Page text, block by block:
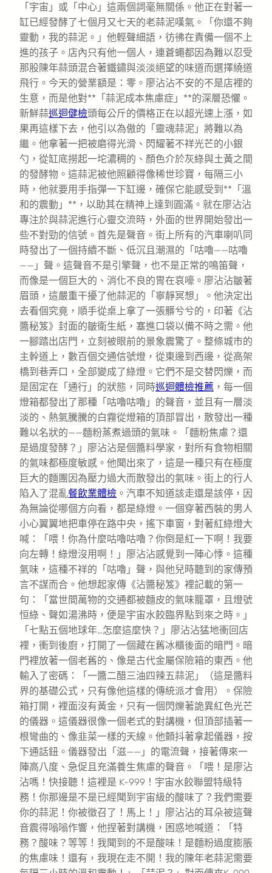
「宇宙」或「中心」這兩個詞毫無關係。他正在對著一
缸已經發酵了七個月又七天的老蒜泥嘆氣。「你還不夠
靈動，我的蒜泥。」他輕聲細語，彷彿在責備一個不上
進的孩子。店內只有他一個人，連蒼蠅都因為難以忍受
那股陳年蒜頭混合著鐵鏽與淡淡絕望的味道而選擇繞道
飛行。今天的營業額是：零。廖沾沾不安的不是店裡的
生意，而是他對**「蒜泥成本焦慮症」**的深層恐懼。
新鮮蒜巡迴健檢頭每公斤的價格正在以超光速上漲，如
果再這樣下去，他引以為傲的「靈魂蒜泥」將難以為
繼。他拿著一把被磨得光滑、閃耀著不祥光芒的小銀
勺，從缸底撈起一坨濃稠的、顏色介於灰綠與土黃之間
的發酵物。這蒜泥被他照顧得像稀世珍寶，每隔三小
時，他就要用手指彈一下缸邊，確保它能感受到**「溫
和的震動」**，以助其在精神上達到圓滿。就在廖沾沾
專注於與蒜泥進行心靈交流時，外面的世界開始發出一
些不對勁的信號。首先是聲音。街上所有的汽車喇叭同
時發出了一個持續不斷、低沉且潮濕的「咕嚕——咕嚕
——」聲。這聲音不是引擎聲，也不是正常的鳴笛聲，
而像是一個巨大的、消化不良的胃在哀嚎。廖沾沾皺著
眉頭，這嚴重干擾了他蒜泥的「寧靜冥想」。他決定出
去看個究竟，順手從桌上拿了一張髒兮兮的，印著《沾
醬秘笈》封面的皺衛生紙，塞進口袋以備不時之需。他
一腳踏出店門，立刻被眼前的景象震驚了。整條城市的
主幹道上，數百個交通信號燈，從東邊到西邊，從高架
橋到巷弄口，全部變成了綠燈。它們不是交替閃爍，而
是固定在「通行」的狀態，同時巡迴體檢推薦 ，每一個
燈箱都發出了那種「咕嚕咕嚕」的聲音，並且有一層淡
淡的、熱氣騰騰的白霧從燈箱的頂部冒出，散發出一種
難以名狀的——麵粉蒸煮過頭的氣味。「麵粉焦慮？還
是過度發酵？」廖沾沾是個醬料學家，對所有食物相關
的氣味都極度敏感。他聞出來了，這是一種只有在極度
巨大的麵團因為壓力過大而散發出的氣味。街上的行人
陷入了混亂餐飲業體檢 。汽車不知道該走還是該停，因
為無論從哪個方向看，都是綠燈。一個穿著西裝的男人
小心翼翼地把車停在路中央，搖下車窗，對著紅綠燈大
喊：「喂！你為什麼咕嚕咕嚕？你倒是紅一下啊！我要
向左轉！綠燈沒用啊！」廖沾沾感覺到一陣心悸。這種
氣味，這種不祥的「咕嚕」聲，與他兒時聽到的家傳預
言不謀而合。他想起家傳《沾醬秘笈》裡記載的第一
句：「當世間萬物的交通都被麵皮的氣味籠罩，且燈號
恒綠、聲如湯沸時，便是宇宙水餃臨界點到來之時。」
「七點五個地球年…怎麼這麼快？」廖沾沾猛地衝回店
裡，衝到後廚，打開了一個藏在舊冰櫃後面的暗門。暗
門裡放著一個老舊的、像是古代金屬保險箱的東西。他
輸入了密碼：「一醬二醋三油四辣五蒜泥」（這是醬料
界的基礎公式，只有像他這樣的傳統派才會用）。保險
箱打開，裡面沒有黃金，只有一個閃爍著詭異紅色光芒
的儀器。這儀器很像一個老式的對講機，但頂部插著一
根彎曲的、像韭菜一樣的天線。他顫抖著拿起儀器，按
下通話鈕。儀器發出「滋——」的電流聲，接著傳來一
陣高八度、急促且充滿養生焦慮的聲音。「喂！是廖沾
沾嗎！快接聽！這裡是 K-999！宇宙水餃聯盟特級特
務！你那邊是不是已經聞到宇宙級的酸味了？我們需要
你的蒜泥！你被徵召了！馬上！」廖沾沾的耳朵被這聲
音震得嗡嗡作響，他捏著對講機，困惑地喊道：「特
務？酸味？等等！我聞到的不是酸味！是麵粉過度膨脹
的焦慮味！還有，我現在走不開！我的陳年老蒜泥需要